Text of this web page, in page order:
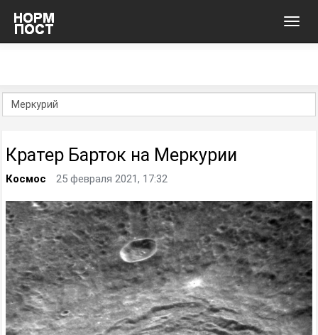
Кратер Барток на Меркурии
Космос 25 февраля 2021, 17:32